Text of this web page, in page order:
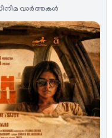
വാര്‍ത്തകള്‍